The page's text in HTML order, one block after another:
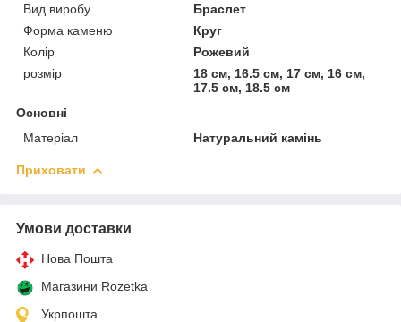
Вид виробу
Браслет
Форма каменю
Круг
Колір
Рожевий
розмір
18 см, 16.5 см, 17 см, 16 см,
17.5 см, 18.5 см
Основні
Матеріал
Натуральний камінь
Приховати
Умови доставки
Нова Пошта
Магазини Rozetka
Укрпошта